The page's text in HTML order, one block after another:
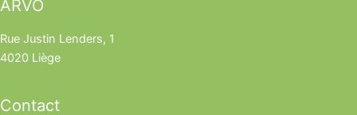
ARVÔ
Rue Justin Lenders, 1
4020 Liège
Contact